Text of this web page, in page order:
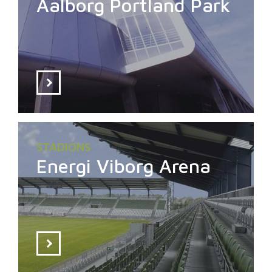
Aalborg Portland Park
STADIONS
Energi Viborg Arena